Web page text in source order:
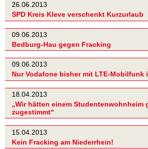
26.06.2013
SPD Kreis Kleve verschenkt Kurzurlaub
09.06.2013
Bedburg-Hau gegen Fracking
09.06.2013
Nur Vodafone bisher mit LTE-Mobilfunk
18.04.2013
„Wir hätten einem Studentenwohnheim
zugestimmt“
15.04.2013
Kein Fracking am Niederrhein!